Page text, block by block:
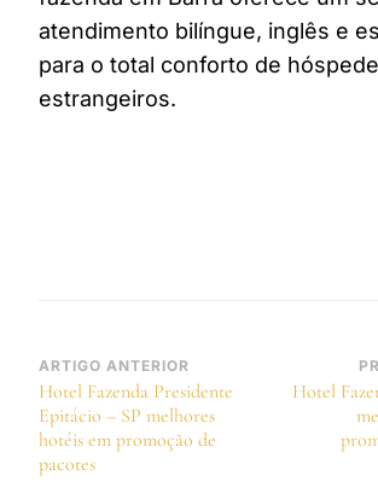
atendimento bilíngue, inglês e
para o total conforto de
estrangeiros.
Navegação
de
post
ARTIGO ANTERIOR
Hotel Fazenda Presidente
Epitácio – SP melhores
hotéis em promoção de
pacotes
Hotel